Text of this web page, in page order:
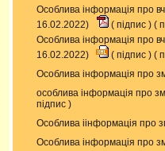
Особлива інформація про
16.02.2022)
( підпис ) (
Особлива інформація про
16.02.2022)
( підпис ) (
Особлива інформація про
особлива інформація про
підпис )
Особлива іінформація про
Особлива інформація про